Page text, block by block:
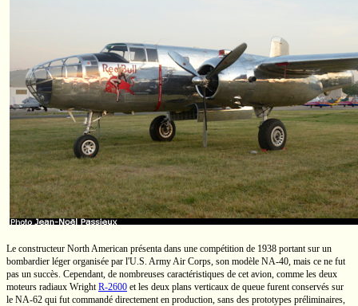
Le constructeur North American présenta dans une compétition de 1938 portant sur un
bombardier léger organisée par l'U.S. Army Air Corps, son modèle NA-40, mais ce ne fut
pas un succès. Cependant, de nombreuses caractéristiques de cet avion, comme les deux
moteurs radiaux Wright R-2600 et les deux plans verticaux de queue furent conservés sur
le NA-62 qui fut commandé directement en production, sans des prototypes préliminaires,